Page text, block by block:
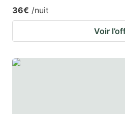
36€ /nuit
Voir